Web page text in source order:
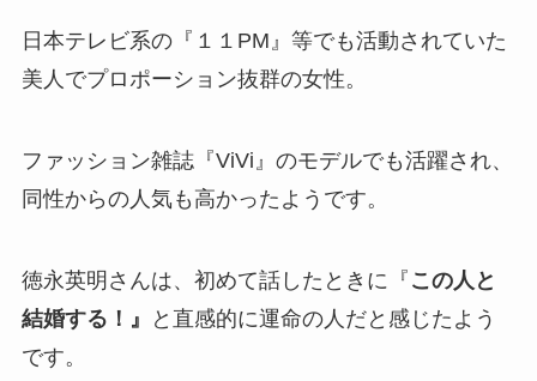
日本テレビ系の『１１PM』等でも活動されていた
美人でプロポーション抜群の女性。
ファッション雑誌『ViVi』のモデルでも活躍され、
同性からの人気も高かったようです。
徳永英明さんは、初めて話したときに『 この人と
結婚する！』
と直感的に運命の人だと感じたよう
です。